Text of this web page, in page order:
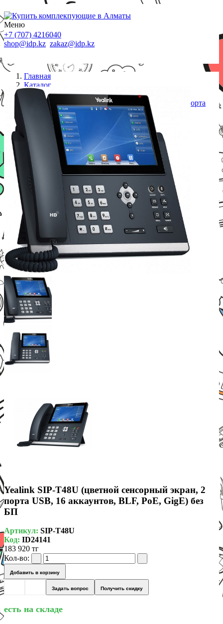
Меню
+7 (707) 4216040
shop@idp.kz zakaz@idp.kz
Главная
Каталог
IP телефоны
Yealink SIP-T48U (цветной сенсорный экран, 2 порта
USB, 16 аккаунтов, BLF, PoE, GigE) без БП
Yealink SIP-T48U (цветной сенсорный экран, 2
порта USB, 16 аккаунтов, BLF, PoE, GigE) без
БП
Артикул: SIP-T48U
Код: ID24141
183 920 тг
Кол-во:
Добавить в корзину
Задать вопрос Получить скидку
есть на складе